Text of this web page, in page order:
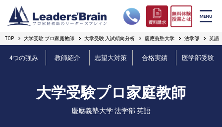
リーダーズブレインの強み
プロ教師紹介
TOP 大学受験 プロ家庭教師 大学受験 入試傾向分析 慶應義塾大学 法学部 英語
4つの強み 教師紹介 志望大対策 合格実績 医学部受験
大学受験プロ家庭教師
慶應義塾大学 法学部 英語